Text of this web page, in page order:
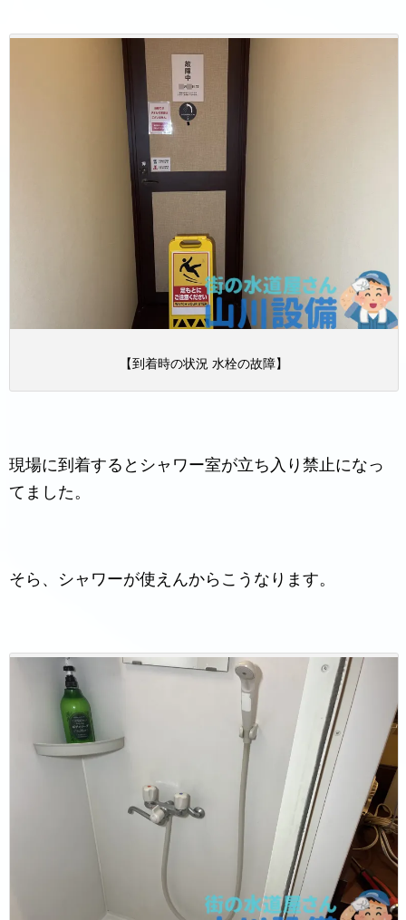
【到着時の状況 水栓の故障】
現場に到着するとシャワー室が立ち入り禁止になっ
てました。
そら、シャワーが使えんからこうなります。